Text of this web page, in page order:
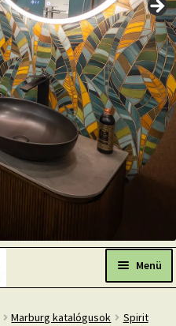
Menü
Marburg katalógusok
Spirit